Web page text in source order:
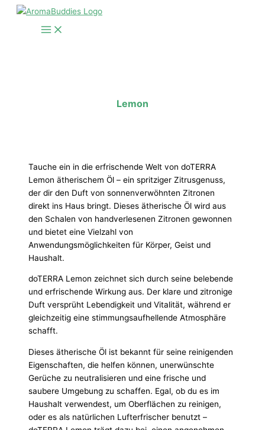
Zum
Lemon
Tauche ein in die erfrischende Welt von doTERRA
Lemon ätherischem Öl – ein spritziger Zitrusgenuss,
der dir den Duft von sonnenverwöhnten Zitronen
direkt ins Haus bringt. Dieses ätherische Öl wird aus
den Schalen von handverlesenen Zitronen gewonnen
und bietet eine Vielzahl von
Anwendungsmöglichkeiten für Körper, Geist und
Haushalt.
doTERRA Lemon zeichnet sich durch seine belebende
und erfrischende Wirkung aus. Der klare und zitronige
Duft versprüht Lebendigkeit und Vitalität, während er
gleichzeitig eine stimmungsaufhellende Atmosphäre
schafft.
Dieses ätherische Öl ist bekannt für seine reinigenden
Eigenschaften, die helfen können, unerwünschte
Gerüche zu neutralisieren und eine frische und
saubere Umgebung zu schaffen. Egal, ob du es im
Haushalt verwendest, um Oberflächen zu reinigen,
oder es als natürlichen Lufterfrischer benutzt –